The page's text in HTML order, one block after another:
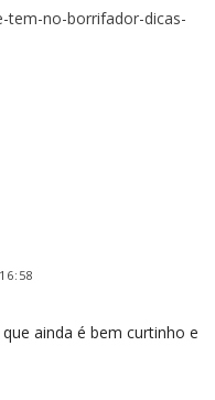
tem-no-borrifador-dicas-
ainda é bem curtinho e